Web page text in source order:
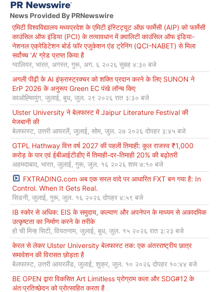
News Provided By PRNewswire
एमिटी विश्वविद्यालय मध्यप्रदेश के एमिटी इंस्टिट्यूट ऑफ़ फार्मेसी (AIP) को फार्मेसी
काउंसिल ऑफ इंडिया (PCI) के तत्वावधान में क़्वालिटी काउंसिल ऑफ इंडिया-
नेशनल एक्रेडिटेशन बोर्ड फॉर एजुकेशन एंड ट्रेनिंग (QCI-NABET) से मिला
सर्वोच्च 'A' ग्रेड प्राप्त किया है
ग्वालियर, भारत, अगस्त, गुरू, अग. ६ २०२६ सुबह ४:३० बजे
अगली पीढ़ी के AI इंफ्रास्ट्रक्चर को शक्ति प्रदान करने के लिए SUNON ने
ErP 2026 के अनुरूप Green EC पंखे लॉन्च किए
काओह्सियुंग, जुलाई, बुध, जुल. २९ २०२६ रात ३:३० बजे
Ulster University ने बेलफास्ट में Jaipur Literature Festival की
मेजबानी की
बेलफास्ट, उत्तरी आयरलैं, जुलाई, सोम, जुल. २७ २०२६ दोपहर ३:४५ बजे
GTPL Hathway वित्त वर्ष 2027 की पहली तिमाही: कुल राजस्व ₹1,000
करोड़ के पार एवं ईबीआईटीडीए में तिमाही-दर-तिमाही 20% की बढ़ोतरी
अहमदाबाद, भारत, जुलाई, गुरू, जुल. १६ २०२६ शाम ७:१० बजे
FXTRADING.com अब एक सरल वादे पर आधारित FXT बन गया है: In
Control. When It Gets Real.
सिडनी, जुलाई, गुरू, जुल. १६ २०२६ दोपहर ४:५९ बजे
IB स्कोर से अधिक: EIS के समुदाय, कल्याण और अपनेपन के माध्यम से अकादमिक
उत्कृष्टता का निर्माण करने के तरीके
हो ची मिन्ह सिटी, वियतनाम, जुलाई, बुध, जुल. १५ २०२६ रात ३:२३ बजे
केरल से लेकर Ulster University बेलफास्ट तक: एक अंतरराष्ट्रीय छात्र
समावेशन की विरासत छोड़ता है
बेलफास्ट, उत्तरी आयरलैंड, जुलाई, शुक्र, जुल. १० २०२६ दोपहर १०:४४ बजे
BE OPEN द्वारा विकसित Art Limitless प्रोग्राम कला और SDG#12 के
अंतःप्रतिच्छेदन को प्रोत्साहित करता है